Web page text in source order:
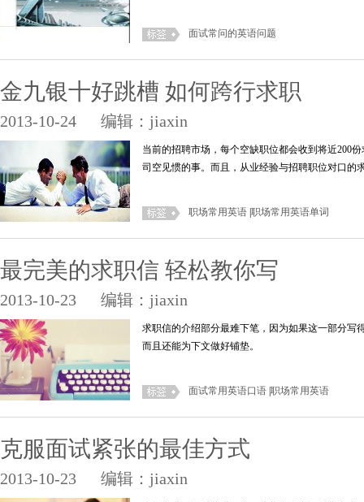
面试常问的英语问题
金九银十好跳槽 如何跨行求职
2013-10-24 编辑：jiaxin
当前的招聘市场，每个空缺职位都会收到将近200
司空见惯的事。而且，从业经验与招聘职位对口的
职场常用英语 职场常用英语单词
最完美的求职信 轻松教你写
2013-10-23 编辑：jiaxin
求职信的介绍部分最难下笔，因为如果这一部分写
而且还能为下文做好铺垫。
面试常用英语口语 职场常用英语
克服面试紧张的最佳方式
2013-10-23 编辑：jiaxin